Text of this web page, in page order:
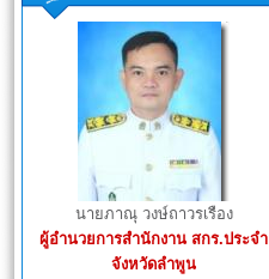
นายภาณุ วงษ์ถาวรเรือง
ผู้อำนวยการสำนักงาน สกร.ประจำ
จังหวัดลำพูน